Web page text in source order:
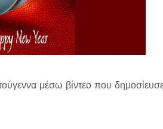
μέσω βίντεο που